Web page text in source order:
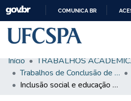
COMUNICA BR
Comunidades & Coleções
Busca Facetada
Início
Trabalhos de Conclusão de Curso de Graduação
Inclusão social e educação em saúde: uma revisão integrativa